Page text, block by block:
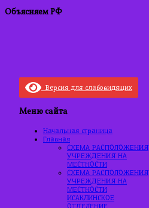
Объясняем РФ
Версия для слабовидящих
Меню сайта
Начальная страница
Главная
СХЕМА РАСПОЛОЖЕНИЯ
УЧРЕЖДЕНИЯ НА
МЕСТНОСТИ
СХЕМА РАСПОЛОЖЕНИЯ
УЧРЕЖДЕНИЯ НА
МЕСТНОСТИ
ИСАКЛИНСКОЕ
ОТДЕЛЕНИЕ